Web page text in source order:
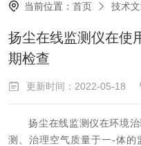
当前位置：首页 技术
扬尘在线监测仪在使
期检查
更新时间：2022-05-18
扬尘在线监测仪在环境治
测、治理空气质量于一-体的